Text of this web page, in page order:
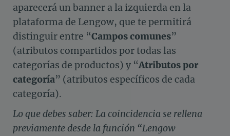
aparecerá un banner a la izquierda en la
plataforma de Lengow, que te permitirá
distinguir entre “Campos comunes”
(atributos compartidos por todas las
categorías de productos) y “Atributos por
categoría” (atributos específicos de cada
categoría).
Lo que debes saber: La coincidencia se rellena
previamente desde la función “Lengow